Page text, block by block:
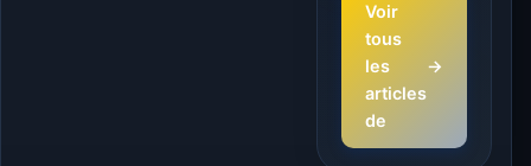
Voir
tous
les
articles
de
→